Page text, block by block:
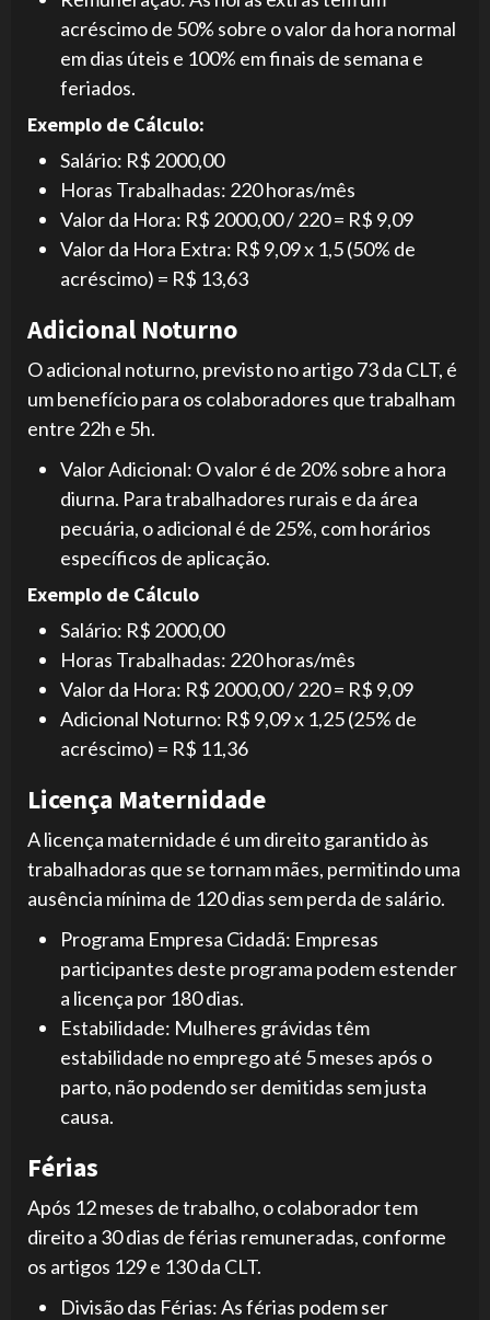
acréscimo de 50% sobre o valor da hora normal
em dias úteis e 100% em finais de semana e
feriados.
Exemplo de Cálculo:
Salário: R$ 2000,00
Horas Trabalhadas: 220 horas/mês
Valor da Hora: R$ 2000,00 / 220 = R$ 9,09
Valor da Hora Extra: R$ 9,09 x 1,5 (50% de
acréscimo) = R$ 13,63
Adicional Noturno
O adicional noturno, previsto no artigo 73 da CLT, é
um benefício para os colaboradores que trabalham
entre 22h e 5h.
Valor Adicional: O valor é de 20% sobre a hora
diurna. Para trabalhadores rurais e da área
pecuária, o adicional é de 25%, com horários
específicos de aplicação.
Exemplo de Cálculo
Salário: R$ 2000,00
Horas Trabalhadas: 220 horas/mês
Valor da Hora: R$ 2000,00 / 220 = R$ 9,09
Adicional Noturno: R$ 9,09 x 1,25 (25% de
acréscimo) = R$ 11,36
Licença Maternidade
A licença maternidade é um direito garantido às
trabalhadoras que se tornam mães, permitindo uma
ausência mínima de 120 dias sem perda de salário.
Programa Empresa Cidadã: Empresas
participantes deste programa podem estender
a licença por 180 dias.
Estabilidade: Mulheres grávidas têm
estabilidade no emprego até 5 meses após o
parto, não podendo ser demitidas sem justa
causa.
Férias
Após 12 meses de trabalho, o colaborador tem
direito a 30 dias de férias remuneradas, conforme
os artigos 129 e 130 da CLT.
Divisão das Férias: As férias podem ser